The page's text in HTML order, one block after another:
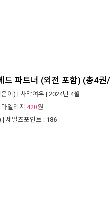
드 파트너 (외전 포함) (총4
은이) | 사막여우 | 2024년 4월
마일리지 420원
| 세일즈포인트 : 186